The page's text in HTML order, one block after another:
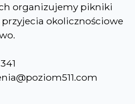
organizujemy pikniki
okolicznościowe